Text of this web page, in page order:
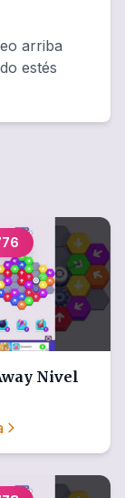
arriba
estés
Nivel